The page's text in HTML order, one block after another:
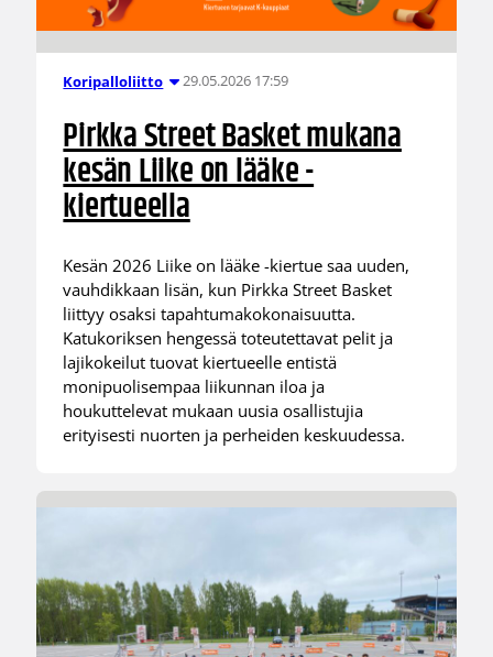
Koripalloliitto 29.05.2026 17:59
Pirkka Street Basket mukana
kesän Liike on lääke -
kiertueella
Kesän 2026 Liike on lääke -kiertue saa uuden,
vauhdikkaan lisän, kun Pirkka Street Basket
liittyy osaksi tapahtumakokonaisuutta.
Katukoriksen hengessä toteutettavat pelit ja
lajikokeilut tuovat kiertueelle entistä
monipuolisempaa liikunnan iloa ja
houkuttelevat mukaan uusia osallistujia
erityisesti nuorten ja perheiden keskuudessa.